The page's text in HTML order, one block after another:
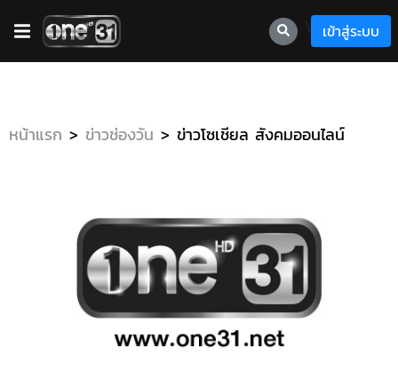
เข้าสู่ระบบ
หน้าแรก ข่าวช่องวัน ข่าวโซเชียล สังคมออนไลน์